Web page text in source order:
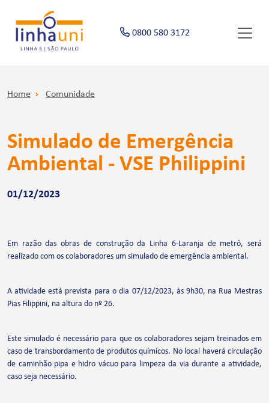
0800 580 3172
Home Comunidade
Simulado de Emergência
Ambiental - VSE Philippini
01/12/2023
Em razão das obras de construção da Linha 6-Laranja de metrô, será
realizado com os colaboradores um simulado de emergência ambiental.
A atividade está prevista para o dia 07/12/2023, às 9h30, na Rua Mestras
Pias Filippini, na altura do nº 26.
Este simulado é necessário para que os colaboradores sejam treinados em
caso de transbordamento de produtos químicos. No local haverá circulação
de caminhão pipa e hidro vácuo para limpeza da via durante a atividade,
caso seja necessário.